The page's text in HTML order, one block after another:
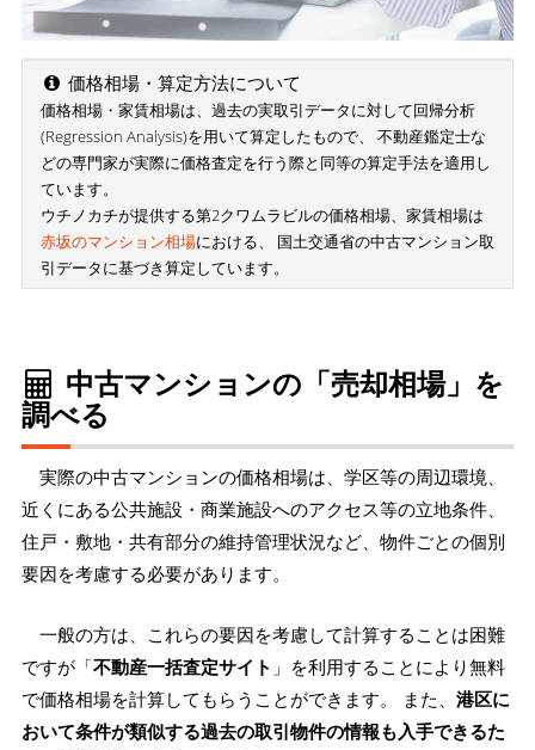
価格相場・算定方法について
価格相場・家賃相場は、過去の実取引データに対して回帰分析
(Regression Analysis)を用いて算定したもので、 不動産鑑定士な
どの専門家が実際に価格査定を行う際と同等の算定手法を適用し
ています。
ウチノカチが提供する第2クワムラビルの価格相場、家賃相場は
赤坂のマンション相場における、 国土交通省の中古マンション取
引データに基づき算定しています。
中古マンションの「売却相場」を
調べる
実際の中古マンションの価格相場は、学区等の周辺環境、
近くにある公共施設・商業施設へのアクセス等の立地条件、
住戸・敷地・共有部分の維持管理状況など、物件ごとの個別
要因を考慮する必要があります。
一般の方は、これらの要因を考慮して計算することは困難
ですが「不動産一括査定サイト 」を利用することにより無料
で価格相場を計算してもらうことができます。 また、 港区に
おいて条件が類似する過去の取引物件の情報も入手できるた